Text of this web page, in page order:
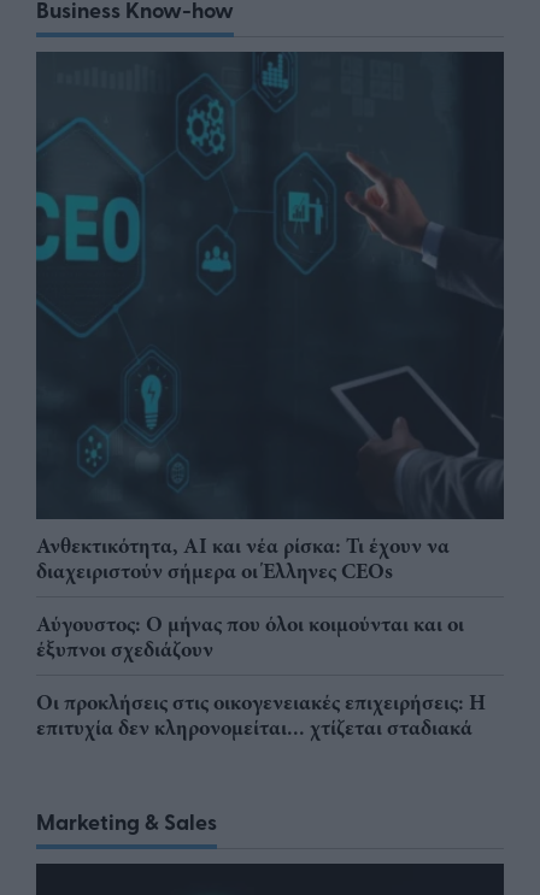
Business Know-how
Ανθεκτικότητα, AI και νέα ρίσκα: Τι έχουν να
διαχειριστούν σήμερα οι Έλληνες CEOs
Αύγουστος: Ο μήνας που όλοι κοιμούνται και οι
έξυπνοι σχεδιάζουν
Οι προκλήσεις στις οικογενειακές επιχειρήσεις: Η
επιτυχία δεν κληρονομείται... χτίζεται σταδιακά
Marketing & Sales